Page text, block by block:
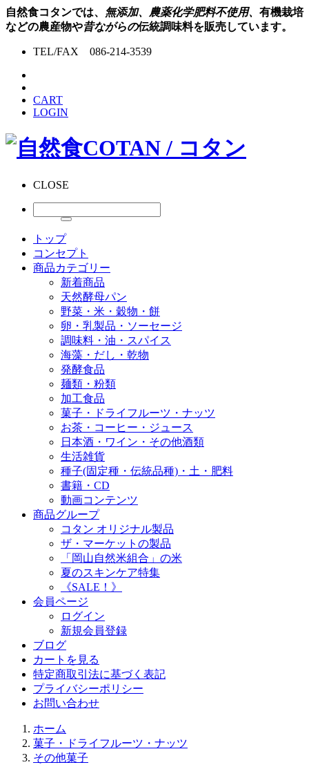
自然食コタンでは、 無添加、農薬化学肥料不使用、 有機栽培
などの農産物や昔ながらの伝統調味料を販売しています。
TEL/FAX 086-214-3539
CART
LOGIN
CLOSE
トップ
コンセプト
商品カテゴリー
新着商品
天然酵母パン
野菜・米・穀物・餅
卵・乳製品・ソーセージ
調味料・油・スパイス
海藻・だし・乾物
発酵食品
麺類・粉類
加工食品
菓子・ドライフルーツ・ナッツ
お茶・コーヒー・ジュース
日本酒・ワイン・その他酒類
生活雑貨
種子(固定種・伝統品種)・土・肥料
書籍・CD
動画コンテンツ
商品グループ
コタン オリジナル製品
ザ・マーケットの製品
「岡山自然米組合」の米
夏のスキンケア特集
《SALE！》
会員ページ
ログイン
新規会員登録
ブログ
カートを見る
特定商取引法に基づく表記
プライバシーポリシー
お問い合わせ
ホーム
菓子・ドライフルーツ・ナッツ
その他菓子